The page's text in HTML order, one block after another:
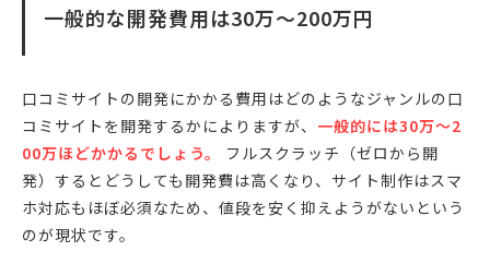
一般的な開発費用は30万〜200万円
口コミサイトの開発にかかる費用はどのようなジャンルの口
コミサイトを開発するかによりますが、 一般的には30万〜2
00万ほどかかるでしょう。
フルスクラッチ（ゼロから開
発）するとどうしても開発費は高くなり、サイト制作はスマ
ホ対応もほぼ必須なため、値段を安く抑えようがないという
のが現状です。